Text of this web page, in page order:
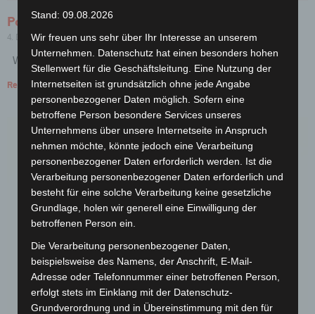
Papier ist tot. Es lebe das Papier.
4. Dezember 2018 Keine Kommentare
Wir haben dem nichts hinzuzufügen.
Read More »
Stand: 09.08.2026
Wir freuen uns sehr über Ihr Interesse an unserem
Unternehmen. Datenschutz hat einen besonders hohen
Stellenwert für die Geschäftsleitung. Eine Nutzung der
Internetseiten ist grundsätzlich ohne jede Angabe
personenbezogener Daten möglich. Sofern eine
betroffene Person besondere Services unseres
Unternehmens über unsere Internetseite in Anspruch
nehmen möchte, könnte jedoch eine Verarbeitung
personenbezogener Daten erforderlich werden. Ist die
Verarbeitung personenbezogener Daten erforderlich und
besteht für eine solche Verarbeitung keine gesetzliche
Grundlage, holen wir generell eine Einwilligung der
betroffenen Person ein.
Die Verarbeitung personenbezogener Daten,
beispielsweise des Namens, der Anschrift, E-Mail-
Adresse oder Telefonnummer einer betroffenen Person,
erfolgt stets im Einklang mit der Datenschutz-
Grundverordnung und in Übereinstimmung mit den für